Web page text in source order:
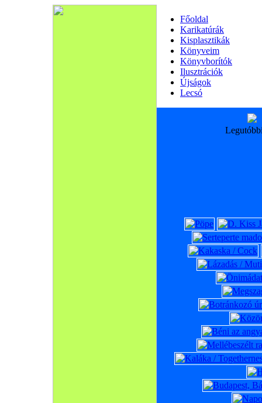
Főoldal
Karikatúrák
Kisplasztikák
Könyveim
Könyvborítók
Ilusztrációk
Újságok
Lecsó